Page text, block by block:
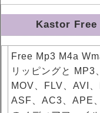
Kastor Free
Free Mp3 M4a
リッピングと MP3
MOV、FLV、AVI
ASF、AC3、APE